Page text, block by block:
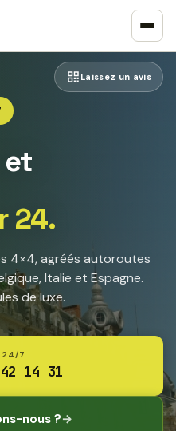
Laissez un avis
et
24.
4×4, agréés autoroutes
Italie et Espagne.
de luxe.
24/7
14 31
nous ?→